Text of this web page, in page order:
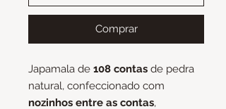
Comprar
Japamala de 108 contas de pedra
natural, confeccionado com
nozinhos entre as contas,